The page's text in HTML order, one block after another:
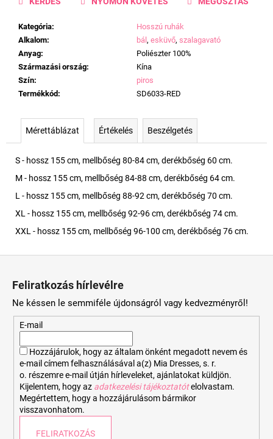
Kategória:
Hosszú ruhák
Alkalom: bál, esküvő, szalagavató
Anyag:
Poliészter 100%
Származási ország:
Kína
Szín:
piros
Termékkód: SD6033-RED
Mérettáblázat Értékelés Beszélgetés
S - hossz 155 cm, mellbőség 80-84 cm, derékbőség 60 cm.
M - hossz 155 cm, mellbőség 84-88 cm, derékbőség 64 cm.
L - hossz 155 cm, mellbőség 88-92 cm, derékbőség 70 cm.
XL - hossz 155 cm, mellbőség 92-96 cm, derékbőség 74 cm.
XXL - hossz 155 cm, mellbőség 96-100 cm, derékbőség 76 cm.
Feliratkozás hírlevélre
Ne késsen le semmiféle újdonságról vagy kedvezményről!
E-mail
Hozzájárulok, hogy az általam önként megadott nevem és
e-mail címem felhasználásával a(z) Mia Dresses, s. r.
o. részemre e-mail útján hírleveleket, ajánlatokat küldjön.
Kijelentem, hogy az adatkezelési tájékoztatót elolvastam.
Megértettem, hogy a hozzájárulásom bármikor
visszavonhatom.
FELIRATKOZÁS